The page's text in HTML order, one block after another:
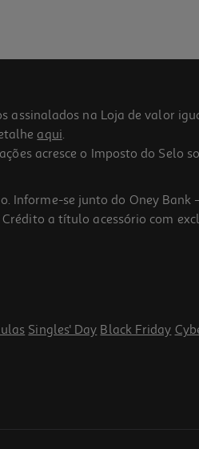
assinalados na Loja de valor
aqui.
acresce o Imposto do Selo
Informe-se junto do Oney Bank
a título acessório com
Singles' Day Black Friday